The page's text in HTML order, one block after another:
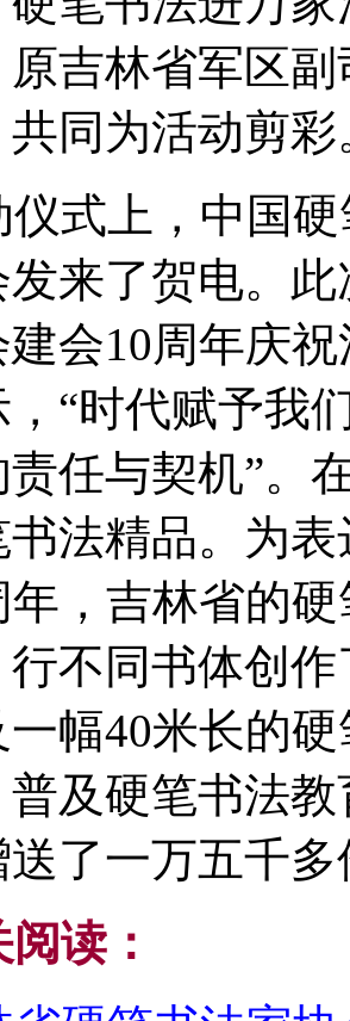
吉林省军区
共同为活动剪彩
上，中国硬
来了贺电。
会10周年庆
“时代赋予我
任与契机”。
法精品。为
年，吉林省的
不同书体创
幅40米长的
及硬笔书法
送了一万五千
读：